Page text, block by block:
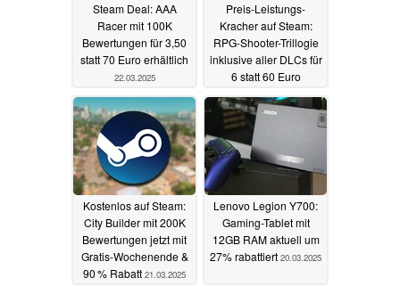
Steam Deal: AAA
Racer mit 100K
Bewertungen für 3,50
statt 70 Euro erhältlich
22.03.2025
Preis-Leistungs-
Kracher auf Steam:
RPG-Shooter-Trillogie
inklusive aller DLCs für
6 statt 60 Euro
21.03.2025
Kostenlos auf Steam:
City Builder mit 200K
Bewertungen jetzt mit
Gratis-Wochenende &
90 % Rabatt 21.03.2025
Lenovo Legion Y700:
Gaming-Tablet mit
12GB RAM aktuell um
27% rabattiert 20.03.2025